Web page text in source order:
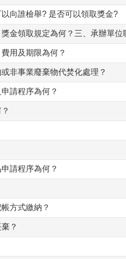
向誰檢舉? 是否可以領取獎金?
金領取規定為何？三、承辦單位
用及期限為何？
非事業廢棄物代焚化處理？
請程序為何？
請程序為何？
方式繳納？
？